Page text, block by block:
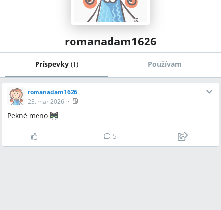
romanadam1626
Príspevky (1) Používam
romanadam1626
23. mar 2026 •
Pekné meno
5